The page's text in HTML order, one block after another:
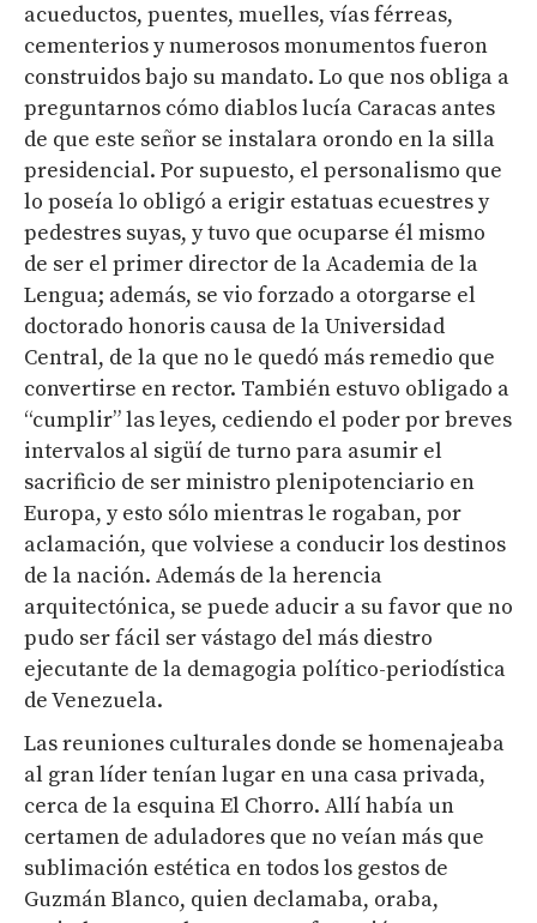
acueductos, puentes, muelles, vías férreas,
cementerios y numerosos monumentos fueron
construidos bajo su mandato. Lo que nos obliga a
preguntarnos cómo diablos lucía Caracas antes
de que este señor se instalara orondo en la silla
presidencial. Por supuesto, el personalismo que
lo poseía lo obligó a erigir estatuas ecuestres y
pedestres suyas, y tuvo que ocuparse él mismo
de ser el primer director de la Academia de la
Lengua; además, se vio forzado a otorgarse el
doctorado honoris causa de la Universidad
Central, de la que no le quedó más remedio que
convertirse en rector. También estuvo obligado a
“cumplir” las leyes, cediendo el poder por breves
intervalos al sigüí de turno para asumir el
sacrificio de ser ministro plenipotenciario en
Europa, y esto sólo mientras le rogaban, por
aclamación, que volviese a conducir los destinos
de la nación. Además de la herencia
arquitectónica, se puede aducir a su favor que no
pudo ser fácil ser vástago del más diestro
ejecutante de la demagogia político-periodística
de Venezuela.
Las reuniones culturales donde se homenajeaba
al gran líder tenían lugar en una casa privada,
cerca de la esquina El Chorro. Allí había un
certamen de aduladores que no veían más que
sublimación estética en todos los gestos de
Guzmán Blanco, quien declamaba, oraba,